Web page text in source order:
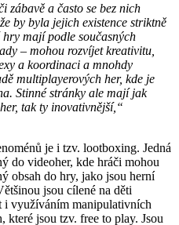
zábavě a často se bez nich
by byla jejich existence striktně
mají podle současných
– mohou rozvíjet kreativitu,
a koordinaci a mnohdy
multiplayerových her, kde je
Stinné stránky ale mají jak
tak ty inovativnější,“
je i tzv. lootboxing. Jedná
do videoher, kde hráči mohou
obsah do hry, jako jsou herní
jsou cílené na děti
i využíváním manipulativních
které jsou tzv. free to play. Jsou